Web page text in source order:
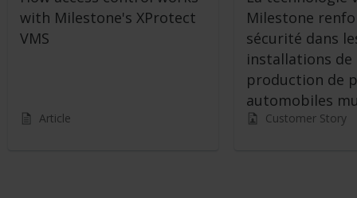
with Milestone's XProtect
VMS
Article
Milestone
sécurité dans
installations de
production de
automobiles
Customer Story